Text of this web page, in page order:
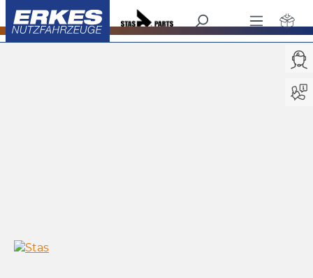
springen
Kipper / Heck - Unterfahrschutz